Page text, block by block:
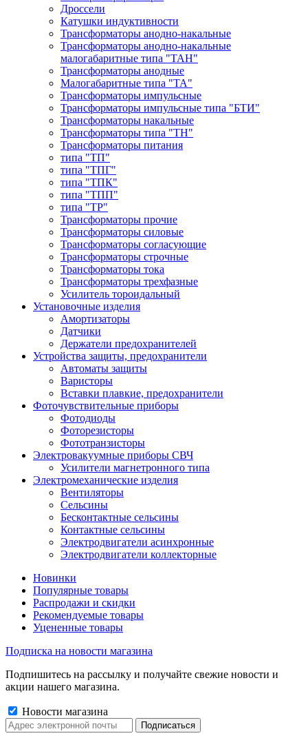
Дроссели
Катушки индуктивности
Трансформаторы анодно-накальные
Трансформаторы анодно-накальные
малогабаритные типа "ТАН"
Трансформаторы анодные
Малогабаритные типа "ТА"
Трансформаторы импульсные
Трансформаторы импульсные типа "БТИ"
Трансформаторы накальные
Трансформаторы типа "ТН"
Трансформаторы питания
типа "ТП"
типа "ТПГ"
типа "ТПК"
типа "ТПП"
типа "ТР"
Трансформаторы прочие
Трансформаторы силовые
Трансформаторы согласующие
Трансформаторы строчные
Трансформаторы тока
Трансформаторы трехфазные
Усилитель тороидальный
Установочные изделия
Амортизаторы
Датчики
Держатели предохранителей
Устройства защиты, предохранители
Автоматы защиты
Варисторы
Вставки плавкие, предохранители
Фоточувствительные приборы
Фотодиоды
Фоторезисторы
Фототранзисторы
Электровакуумные приборы СВЧ
Усилители магнетронного типа
Электромеханические изделия
Вентиляторы
Сельсины
Бесконтактные сельсины
Контактные сельсины
Электродвигатели асинхронные
Электродвигатели коллекторные
Новинки
Популярные товары
Распродажи и скидки
Рекомендуемые товары
Уцененные товары
Подписка на новости магазина
Подпишитесь на рассылку и получайте свежие новости и
акции нашего магазина.
Новости магазина